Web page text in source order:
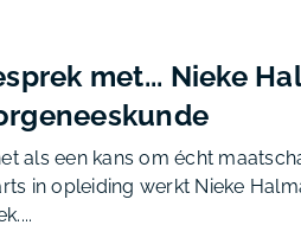
met... Nieke
als een kans om écht
in opleiding werkt Nieke